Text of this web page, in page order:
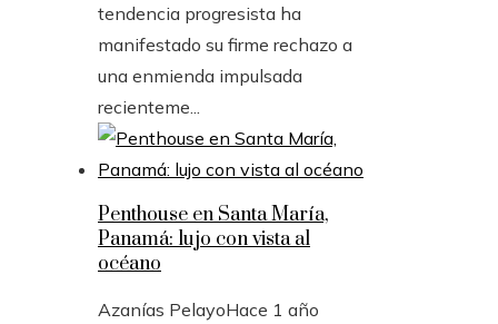
tendencia progresista ha
manifestado su firme rechazo a
una enmienda impulsada
recienteme...
Penthouse en Santa María,
Panamá: lujo con vista al
océano
Azanías PelayoHace 1 año